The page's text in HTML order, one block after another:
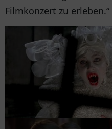
Filmkonzert zu erleben.“